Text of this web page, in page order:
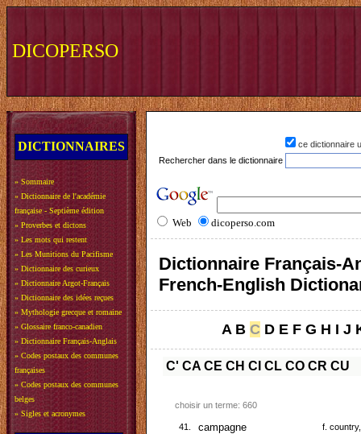
DICOPERSO
DICTIONNAIRES
» Sommaire
» Dictionnaire de l'académie
française - Septième édition
» Proverbes et dictons
» Les mots qui restent
» Les Munitions du Pacifisme
» Dictionnaire des curieux
» Dictionnaire Argot-Français
» Dictionnaire des idées reçues
» Mythologie grecque et romaine
» Glossaire franco-canadien
» Dictionnaire Français-Anglais
» Codes postaux des communes
françaises
» Codes postaux des communes
belges
» Sigles et acronymes
ce dictionnaire
Rechercher dans le dictionnaire
Web dicoperso.com
Dictionnaire Français-
French-English
A B C D E F G H I J
C' CA CE CH CI CL CO CR CU
choisir un terme: 660
41. campagne
f.